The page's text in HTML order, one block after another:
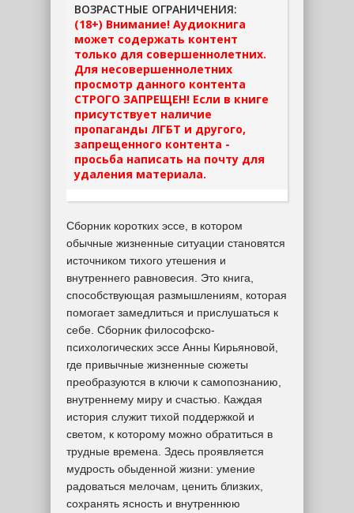
ВОЗРАСТНЫЕ ОГРАНИЧЕНИЯ:
(18+) Внимание! Аудиокнига
может содержать контент
только для совершеннолетних.
Для несовершеннолетних
просмотр данного контента
СТРОГО ЗАПРЕЩЕН! Если в книге
присутствует наличие
пропаганды ЛГБТ и другого,
запрещенного контента -
просьба написать на почту для
удаления материала.
Сборник коротких эссе, в котором
обычные жизненные ситуации становятся
источником тихого утешения и
внутреннего равновесия. Это книга,
способствующая размышлениям, которая
помогает замедлиться и прислушаться к
себе. Сборник философско-
психологических эссе Анны Кирьяновой,
где привычные жизненные сюжеты
преобразуются в ключи к самопознанию,
внутреннему миру и счастью. Каждая
история служит тихой поддержкой и
светом, к которому можно обратиться в
трудные времена. Здесь проявляется
мудрость обыденной жизни: умение
радоваться мелочам, ценить близких,
сохранять ясность и внутреннюю